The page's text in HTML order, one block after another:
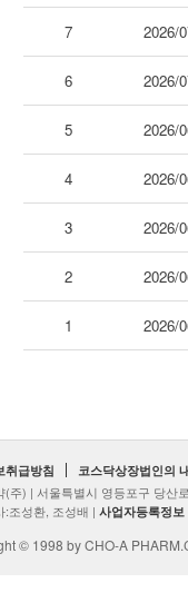
7 2026/
6 2026/
5 2026/
4 2026/
3 2026/
2 2026/
1 2026/
취급방침 코스닥상장법인의
(주) | 서울특별시 영등포구 당산
:조성환, 조성배 | 사업자등록정보
© 1998 by CHO-A